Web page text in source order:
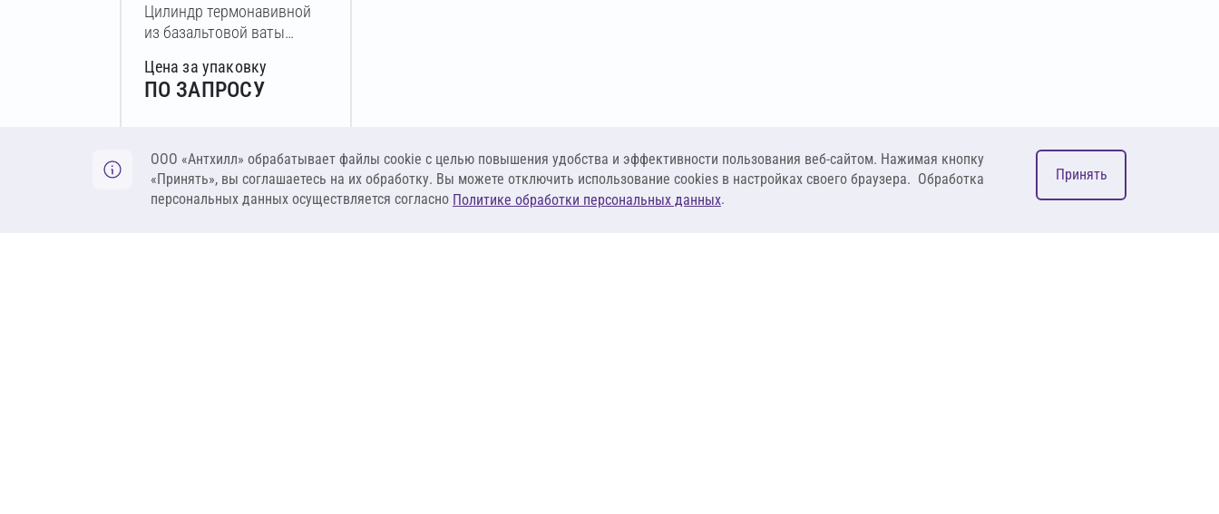
Цилиндр термонавивной
из базальтовой ваты
80х140-1200 мм
Цена за упаковку
ПО ЗАПРОСУ
Оставить заявку
ООО «Антхилл» обрабатывает файлы cookie c целью повышения удобства и эффективности пользования веб-сайтом. Нажимая кнопку
«Принять», вы соглашаетесь на их обработку. Вы можете отключить использование cookies в настройках своего браузера. Обработка
персональных данных осуществляется согласно Политике обработки персональных данных.
Принять